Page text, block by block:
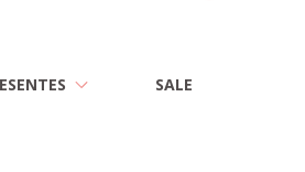
SALE